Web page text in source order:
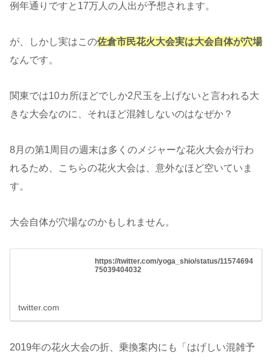
例年通りですと17万人の人出が予想されます。
が、しかし実はこの佐倉市民花火大会実は大会自体が穴場
なんです。
関東では10カ所ほどでしか2尺玉を上げないと言われる大
きな大会なのに、それほど混雑しないのはなぜか？
8月の第1周目の週末は多くのメジャーな花火大会が行わ
れるため、こちらの花火大会は、意外なほど空いていま
す。
大会自体が穴場なのかもしれません。
https://twitter.com/yoga_shio/status/11574694
75039404032
twitter.com
2019年の花火大会の折、乗換案内にも「はげしい混雑予